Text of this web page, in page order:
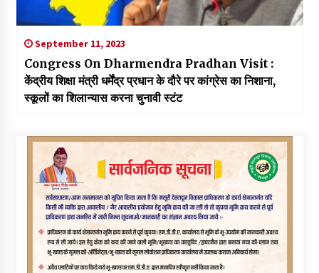
September 11, 2023
Congress On Dharmendra Pradhan Visit :
केंद्रीय शिक्षा मंत्री धर्मेंद्र प्रधान के दौरे पर कांग्रेस का निशाना,
स्कूलों का शिलान्यास करना चुनावी स्टंट